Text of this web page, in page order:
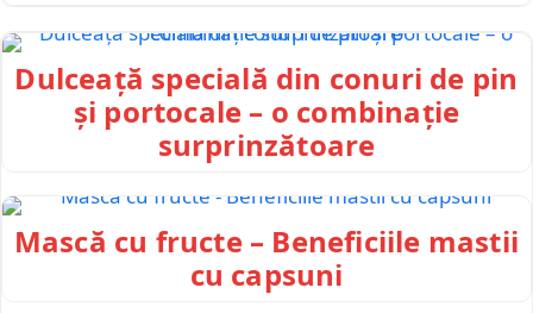
Dulceață specială din conuri de pin
și portocale – o combinație
surprinzătoare
Mască cu fructe – Beneficiile mastii
cu capsuni